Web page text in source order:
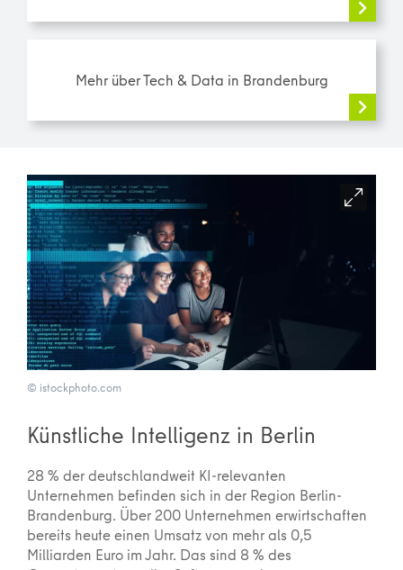
Mehr über Tech & Data in Brandenburg
© istockphoto.com
Künstliche Intelligenz in Berlin
28 % der deutschlandweit KI-relevanten
Unternehmen befinden sich in der Region Berlin-
Brandenburg. Über 200 Unternehmen erwirtschaften
bereits heute einen Umsatz von mehr als 0,5
Milliarden Euro im Jahr. Das sind 8 % des